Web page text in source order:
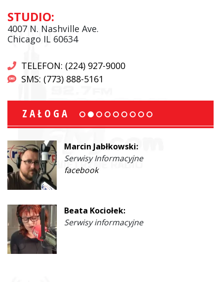
STUDIO:
4007 N. Nashville Ave.
Chicago IL 60634
TELEFON: (224) 927-9000
SMS: (773) 888-5161
ZAŁOGA
Marcin Jabłkowski:
Serwisy Informacyjne
facebook
Beata Kociołek:
Serwisy informacyjne